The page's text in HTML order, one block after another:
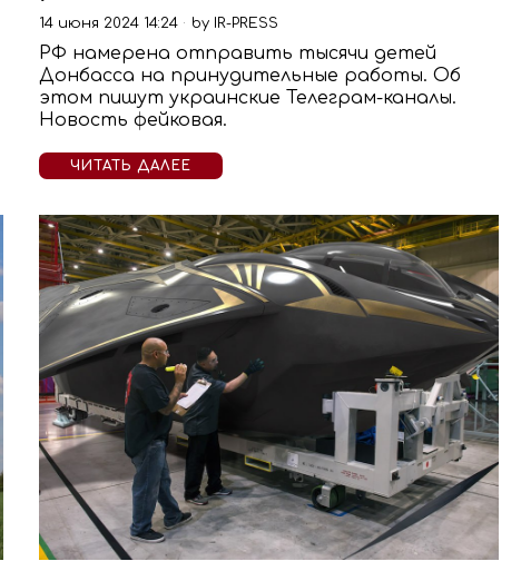
14 июня 2024 14:24 by IR-PRESS
РФ намерена отправить тысячи детей
Донбасса на принудительные работы. Об
этом пишут украинские Телеграм-каналы.
Новость фейковая.
ЧИТАТЬ ДАЛЕЕ